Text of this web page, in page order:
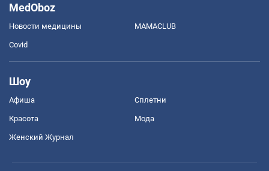
MedOboz
Новости медицины MAMACLUB
Covid
Шоу
Афиша Сплетни
Красота Мода
Женский Журнал